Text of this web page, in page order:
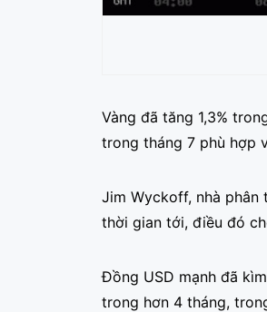
Vàng đã tăng 1,3%
trong tháng 7 phù hợp
Jim Wyckoff, nhà
thời gian tới, điều đó
Đồng USD mạnh đã
trong hơn 4 tháng,